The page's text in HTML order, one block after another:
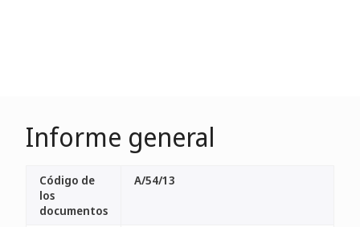
Informe general
Código de
los
documentos
A/54/13